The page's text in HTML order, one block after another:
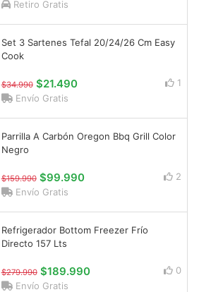
Retiro Gratis
Set 3 Sartenes Tefal 20/24/26 Cm Easy
Cook
$34.990 $21.490
1
Envío Gratis
Parrilla A Carbón Oregon Bbq Grill Color
Negro
$159.990 $99.990
2
Envío Gratis
Refrigerador Bottom Freezer Frío
Directo 157 Lts
$279.990 $189.990
0
Envío Gratis